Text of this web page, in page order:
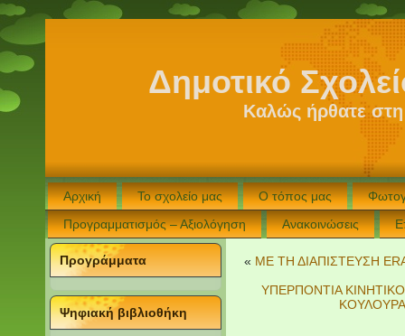
Δημοτικό
Καλώς ήρθατε
Αρχική Το σχολείο μας Ο τόπος μας
Προγραμματισμός – Αξιολόγηση
Ανακοινώσεις
Προγράμματα
Ψηφιακή βιβλιοθήκη
« ΜΕ ΤΗ ΔΙΑΠΙΣΤΕΥΣΗ
ΥΠΕΡΠΟΝΤΙΑ